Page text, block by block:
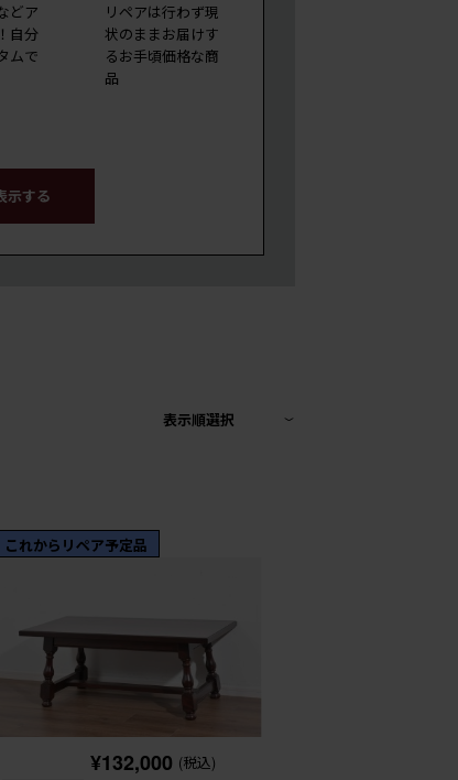
どア
自分
ムで
リペアは行わず現
状のままお届けす
るお手頃価格な商
品
示する
表示順選択
これからリペア予定品
¥132,000 (税込)